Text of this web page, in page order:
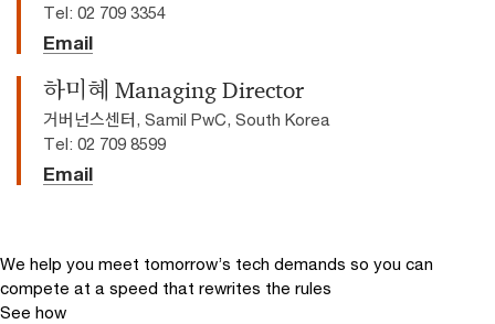
Tel: 02 709 3354
Email
하미혜 Managing Director
거버넌스센터, Samil PwC, South Korea
Tel: 02 709 8599
Email
We help you meet tomorrow’s tech demands so you can
compete at a speed that rewrites the rules
See how